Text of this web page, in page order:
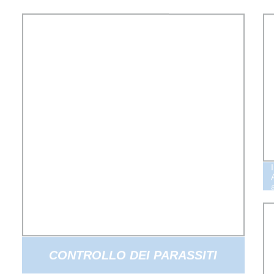
CONTROLLO DEI PARASSITI